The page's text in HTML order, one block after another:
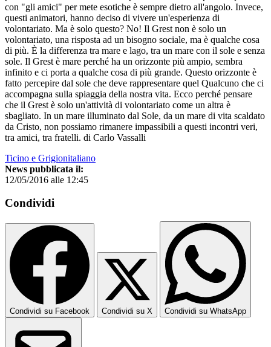
con "gli amici" per mete esotiche è sempre dietro all'angolo. Invece,
questi animatori, hanno deciso di vivere un'esperienza di
volontariato. Ma è solo questo? No! Il Grest non è solo un
volontariato, una risposta ad un bisogno sociale, ma è qualche cosa
di più. È la differenza tra mare e lago, tra un mare con il sole e senza
sole. Il Grest è mare perché ha un orizzonte più ampio, sembra
infinito e ci porta a qualche cosa di più grande. Questo orizzonte è
fatto percepire dal sole che deve rappresentare quel Qualcuno che ci
accompagna sulla spiaggia della nostra vita. Ecco perché pensare
che il Grest è solo un'attività di volontariato come un altra è
sbagliato. In un mare illuminato dal Sole, da un mare di vita scaldato
da Cristo, non possiamo rimanere impassibili a questi incontri veri,
tra amici, tra fratelli. di Carlo Vassalli
Ticino e Grigionitaliano
News pubblicata il:
12/05/2016 alle 12:45
Condividi
Condividi su Facebook Condividi su X Condividi su WhatsApp